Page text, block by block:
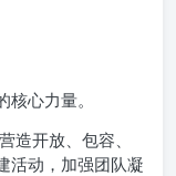
心力量。
造开放、包容、
活动，加强团队凝